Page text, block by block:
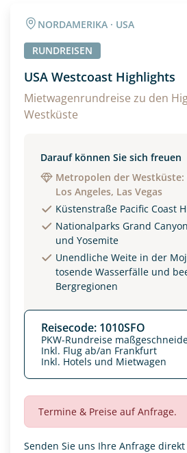
NORDAMERIKA · USA
RUNDREISEN
USA Westcoast Highlights
Mietwagenrundreise zu den
Westküste
Darauf können Sie sich freuen
Metropolen der Westküste:
Los Angeles, Las Vegas
Küstenstraße Pacific Coast
Nationalparks Grand
und Yosemite
Unendliche Weite in der
tosende Wasserfälle und
Bergregionen
Reisecode: 1010SFO
PKW-Rundreise
Inkl. Flug ab/an Frankfurt
Inkl. Hotels und Mietwagen
Termine & Preise auf Anfrage.
Senden Sie uns Ihre Anfrage
Alter
Unterkunft
EZ Familienzimmer
Reisebeginn